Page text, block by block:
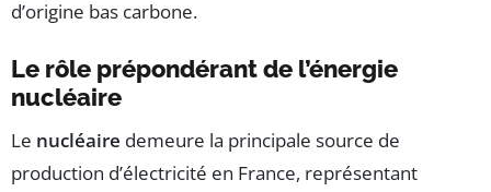
d’origine bas carbone.
Le rôle prépondérant de l’énergie
nucléaire
Le nucléaire demeure la principale source de
production d’électricité en France, représentant